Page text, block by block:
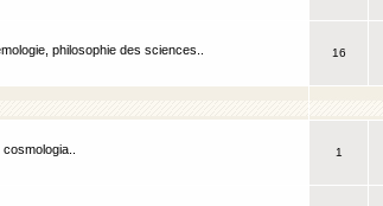
philosophie des sciences..
16
1